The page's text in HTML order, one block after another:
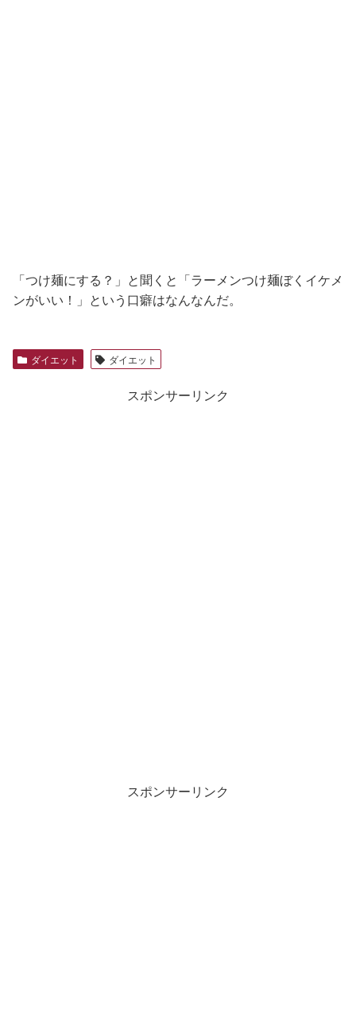
「つけ麺にする？」と聞くと「ラーメンつけ麺ぼくイケメ
ンがいい！」という口癖はなんなんだ。
ダイエット ダイエット
スポンサーリンク
スポンサーリンク